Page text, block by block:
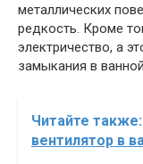
металлических
редкость. Кроме
электричество, а
замыкания в
Читайте также:
вентилятор в